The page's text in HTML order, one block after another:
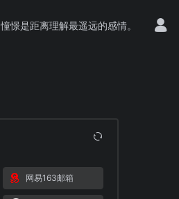
憧憬是距离理解最遥远的感情。
网易163邮箱